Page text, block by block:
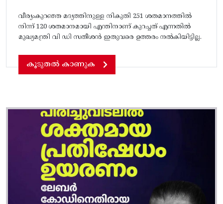
വീര്യംകുറഞ്ഞ മദ്യത്തിനുള്ള നികുതി 251 ശതമാനത്തിൽ
നിന്ന് 120 ശതമാനമായി എന്തിനാണ് കുറച്ചത് എന്നതിൽ
മുഖ്യമന്ത്രി വി ഡി സതീശൻ ഇതുവരെ ഉത്തരം നൽകിയിട്ടില്ല.
കൂടുതൽ കാണുക